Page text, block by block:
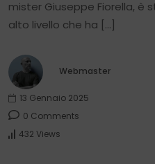
mister Giuseppe Fiorella, è
alto livello che ha […]
Webmaster
13 Gennaio 2025
0 Comments
432 Views